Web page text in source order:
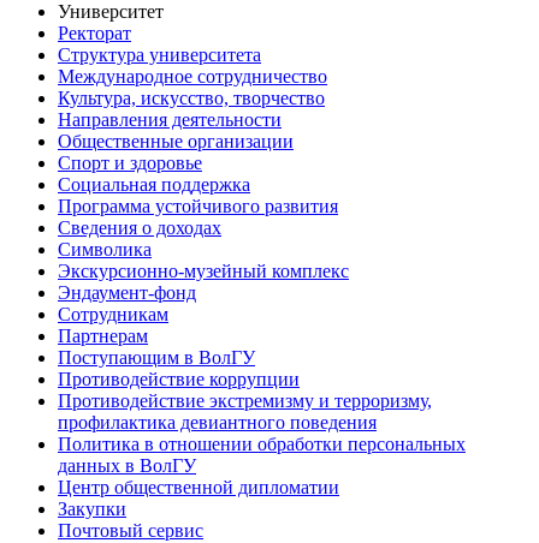
Университет
Ректорат
Структура университета
Международное сотрудничество
Культура, искусство, творчество
Направления деятельности
Общественные организации
Спорт и здоровье
Социальная поддержка
Программа устойчивого развития
Сведения о доходах
Символика
Экскурсионно-музейный комплекс
Эндаумент-фонд
Сотрудникам
Партнерам
Поступающим в ВолГУ
Противодействие коррупции
Противодействие экстремизму и терроризму,
профилактика девиантного поведения
Политика в отношении обработки персональных
данных в ВолГУ
Центр общественной дипломатии
Закупки
Почтовый сервис